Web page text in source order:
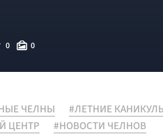
0 0
ЧЕЛНЫ #ЛЕТНИЕ
ЦЕНТР
#НОВОСТИ ЧЕЛНОВ